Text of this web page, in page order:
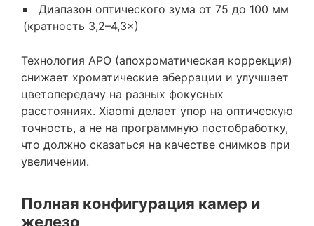
Диапазон оптического зума от 75 до 100 мм
(кратность 3,2–4,3×)
Технология APO (апохроматическая коррекция)
снижает хроматические аберрации и улучшает
цветопередачу на разных фокусных
расстояниях. Xiaomi делает упор на оптическую
точность, а не на программную постобработку,
что должно сказаться на качестве снимков при
увеличении.
Полная конфигурация камер и
железо